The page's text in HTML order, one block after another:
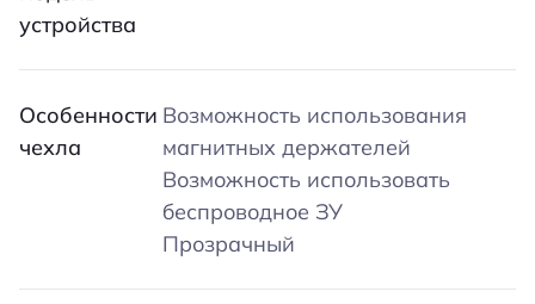
устройства
Особенности
чехла
Возможность использования
магнитных держателей
Возможность использовать
беспроводное ЗУ
Прозрачный